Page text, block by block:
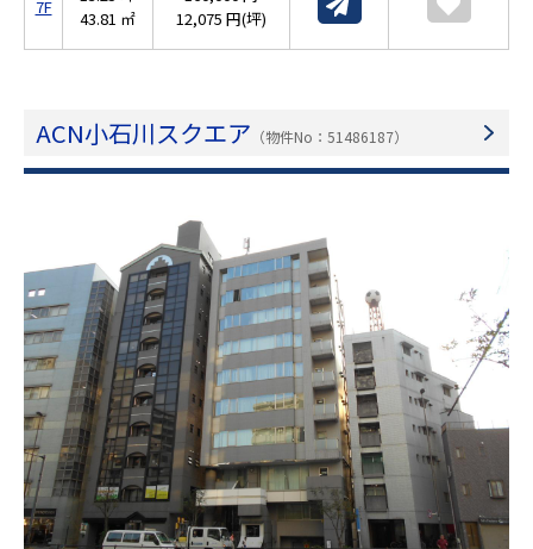
7F
43.81 ㎡
12,075 円(坪)
ACN小石川スクエア （物件No：51486187）